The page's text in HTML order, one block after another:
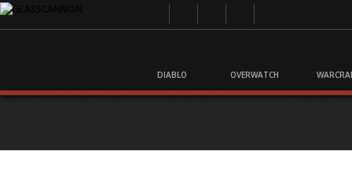
DIABLO OVERWATCH